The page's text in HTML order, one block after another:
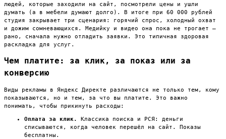
людей, которые заходили на сайт, посмотрели цены и ушли
думать (а в мебели думают долго). В итоге при 60 000 рублей
студия закрывает три сценария: горячий спрос, холодный охват
и дожим сомневающихся. Медийку и видео она пока не трогает —
рано, сначала нужно отладить заявки. Это типичная здоровая
раскладка для услуг.
Чем платите: за клик, за показ или за
конверсию
Виды рекламы в Яндекс Директе различаются не только тем, кому
показываются, но и тем, за что вы платите. Это важно
понимать, чтобы прикинуть расходы:
Оплата за клик.
Классика поиска и РСЯ: деньги
списываются, когда человек перешёл на сайт. Показы
бесплатны.